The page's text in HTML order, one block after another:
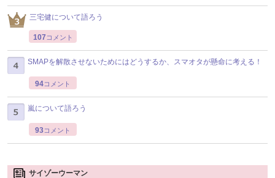
三宅健について語ろう
107 コメント
SMAPを解散させないためにはどうするか、スマオタが懸命に考える！
94コメント
嵐について語ろう
93コメント
サイゾーウーマン